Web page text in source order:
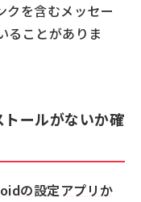
クを含むメッセー
ることがありま
ールがないか確
の設定アプリか